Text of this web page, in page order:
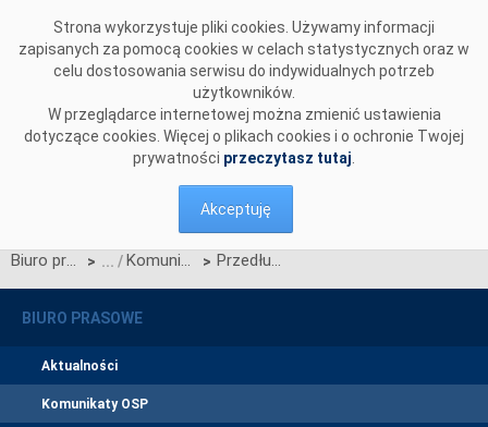
Strona wykorzystuje pliki cookies. Używamy informacji
zapisanych za pomocą cookies w celach statystycznych oraz w
celu dostosowania serwisu do indywidualnych potrzeb
użytkowników.
W przeglądarce internetowej można zmienić ustawienia
dotyczące cookies. Więcej o plikach cookies i o ochronie Twojej
prywatności przeczytasz tutaj
Akceptuję
Biuro prasowe > Komunikaty OSP > Przedłużenie procesu konsultacji projektu Karty aktualizacji nr CK/12/2020 IRiESP - Korzystanie
BIURO PRASOWE
Aktualności
Komunikaty OSP